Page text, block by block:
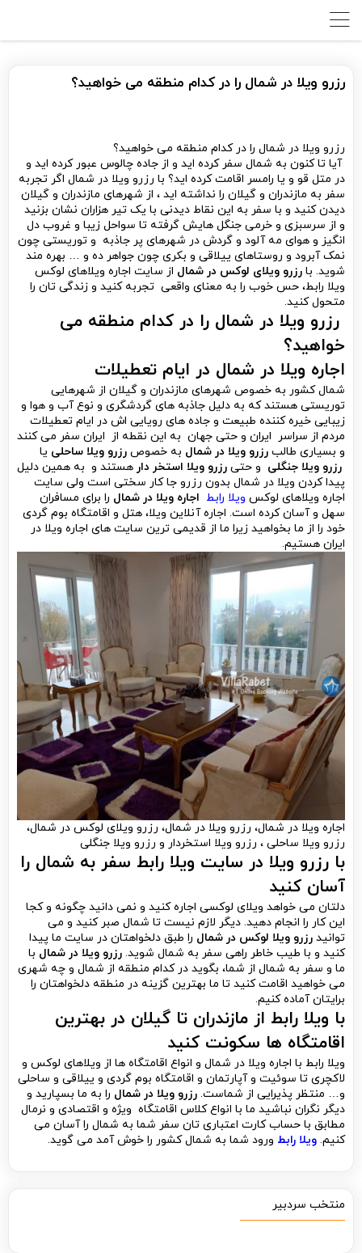
رزرو ویلا در شمال را در کدام منطقه می خواهید؟
رزرو ویلا در شمال را در کدام منطقه می خواهید؟
آیا تا کنون به شمال سفر کرده اید و از جاده چالوس عبور کرده اید و
در متل قو و یا رامسر اقامت کرده اید؟ با رزرو ویلا در شمال اگر تجربه
سفر به مازندران و گیلان را نداشته اید ، از شهرهای مازندران و گیلان
دیدن کنید و با سفر به این نقاط دیدنی با یک تیر هزاران نشان بزنید
و از سرسبزی و خرمی جنگل هایش گرفته تا سواحل زیبا و غروب دل
انگیز و هوای مه آلود و گردش در شهرهای پر جاذبه و توریستی چون
نمک آبرود و روستاهای ییلاقی و بکری چون جواهر ده و … بهره مند
شوید. با رزرو ویلای لوکس در شمال از سایت اجاره ویلاهای لوکس
ویلا رابط، حس خوب را به معنای واقعی تجربه کنید و زندگی تان را
متحول کنید.
رزرو ویلا در شمال را در کدام منطقه می
خواهید؟
اجاره ویلا در شمال در ایام تعطیلات
شمال کشور به خصوص شهرهای مازندران و گیلان از شهرهایی
توریستی هستند که به دلیل جاذبه های گردشگری و نوع آب و هوا و
زیبایی خیره کننده طبیعت و جاده های رویایی اش در ایام تعطیلات
مردم از سراسر ایران و حتی جهان به این نقطه از ایران سفر می کنند
و بسیاری طالب رزرو ویلا در شمال به خصوص رزرو ویلا ساحلی یا
رزرو ویلا جنگلی و حتی رزرو ویلا استخر دار هستند و به همین دلیل
پیدا کردن ویلا در شمال بدون رزرو جا کار سختی است ولی سایت
اجاره ویلاهای لوکس ویلا رابط اجاره ویلا در شمال را برای مسافران
سهل و آسان کرده است. اجاره آنلاین ویلا، هتل و اقامتگاه بوم گردی
خود را از ما بخواهید زیرا ما از قدیمی ترین سایت های اجاره ویلا در
ایران هستیم.
اجاره ویلا در شمال، رزرو ویلا در شمال، رزرو ویلای لوکس در شمال،
رزرو ویلا ساحلی ، رزرو ویلا استخردار و رزرو ویلا جنگلی
با رزرو ویلا در سایت ویلا رابط سفر به شمال را
آسان کنید
دلتان می خواهد ویلای لوکسی اجاره کنید و نمی دانید چگونه و کجا
این کار را انجام دهید. دیگر لازم نیست تا شمال صبر کنید و می
توانید رزرو ویلا لوکس در شمال را طبق دلخواهتان در سایت ما پیدا
کنید و با طیب خاطر راهی سفر به شمال شوید. رزرو ویلا در شمال با
ما و سفر به شمال از شما، بگوید در کدام منطقه از شمال و چه شهری
می خواهید اقامت کنید تا ما بهترین گزینه در منطقه دلخواهتان را
برایتان آماده کنیم.
با ویلا رابط از مازندران تا گیلان در بهترین
اقامتگاه ها سکونت کنید
ویلا رابط با اجاره ویلا در شمال و انواع اقامتگاه ها از ویلاهای لوکس و
لاکچری تا سوئیت و آپارتمان و اقامتگاه بوم گردی و ییلاقی و ساحلی
و… منتظر پذیرایی از شماست. رزرو ویلا در شمال را به ما بسپارید و
دیگر نگران نباشید ما با انواع کلاس اقامتگاه ویژه و اقتصادی و نرمال
مطابق با حساب کارت اعتباری تان سفر شما به شمال را آسان می
کنیم. ویلا رابط ورود شما به شمال کشور را خوش آمد می گوید.
منتخب سردبیر